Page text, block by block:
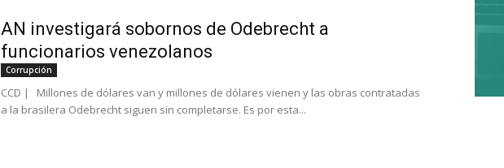
AN investigará sobornos de Odebrecht a
funcionarios venezolanos
Corrupción
CCD | Millones de dólares van y millones de dólares vienen y las obras contratadas
a la brasilera Odebrecht siguen sin completarse. Es por esta...